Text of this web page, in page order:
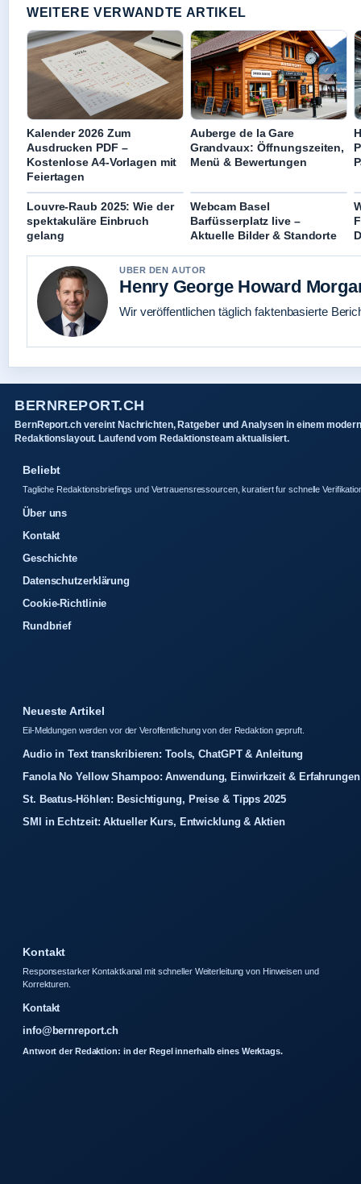
WEITERE VERWANDTE ARTIKEL
Kalender 2026 Zum
Ausdrucken PDF –
Kostenlose A4-Vorlagen mit
Feiertagen
Auberge de la Gare
Grandvaux: Öffnungszeiten,
Menü & Bewertungen
Louvre-Raub 2025: Wie der
spektakuläre Einbruch
gelang
Webcam Basel
Barfüsserplatz live –
Aktuelle Bilder & Standorte
UBER DEN AUTOR
Henry George Howard
Wir veröffentlichen täglich faktenbasierte
BERNREPORT.CH
BernReport.ch vereint Nachrichten, Ratgeber und Analysen in einem
Redaktionslayout. Laufend vom Redaktionsteam aktualisiert.
Beliebt
Tagliche Redaktionsbriefings und Vertrauensressourcen, kuratiert fur schnelle
Über uns
Kontakt
Geschichte
Datenschutzerklärung
Cookie-Richtlinie
Rundbrief
Neueste Artikel
Eil-Meldungen werden vor der Veroffentlichung von der Redaktion gepruft.
Audio in Text transkribieren: Tools, ChatGPT & Anleitung
Fanola No Yellow Shampoo: Anwendung, Einwirkzeit & Erfahrungen
St. Beatus-Höhlen: Besichtigung, Preise & Tipps 2025
SMI in Echtzeit: Aktueller Kurs, Entwicklung & Aktien
Kontakt
Responsestarker Kontaktkanal mit schneller Weiterleitung von Hinweisen und
Korrekturen.
Kontakt
info@bernreport.ch
Antwort der Redaktion: in der Regel innerhalb eines Werktags.